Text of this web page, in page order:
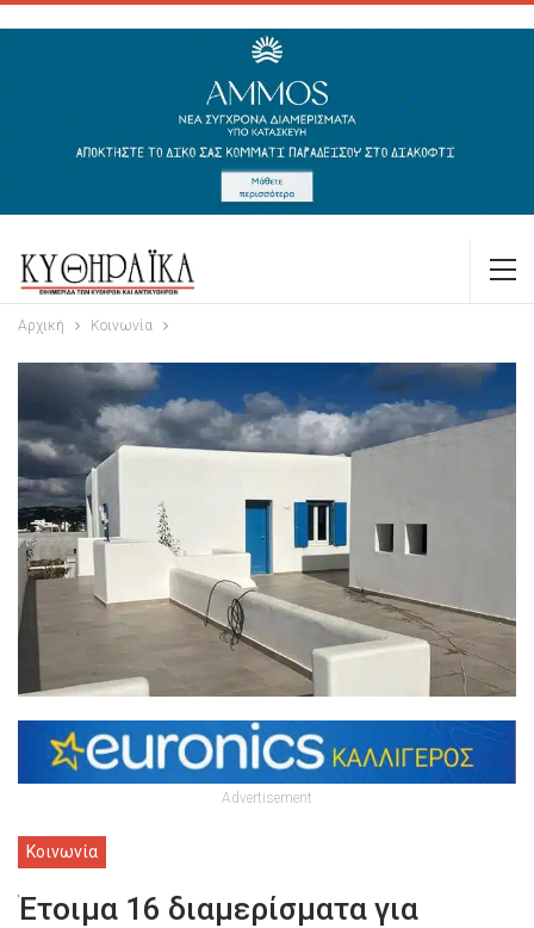
Αρχική Κοινωνία
Advertisement
Κοινωνία
Έτοιμα 16 διαμερίσματα για